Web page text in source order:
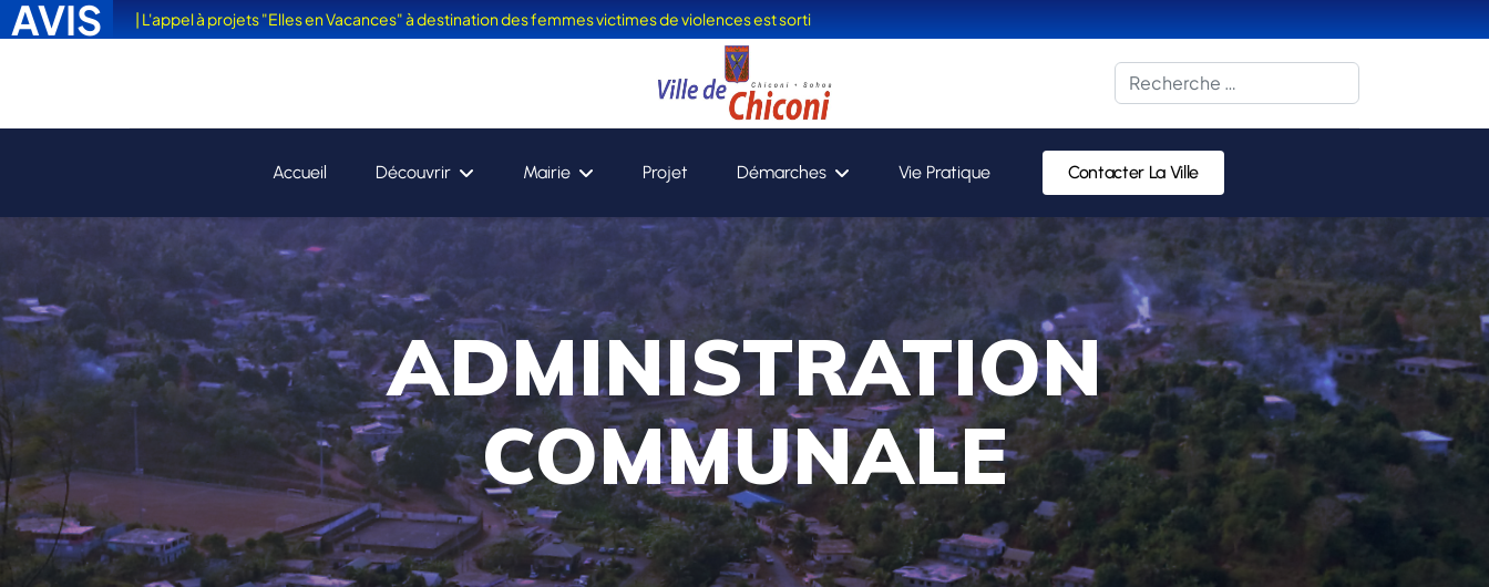
Rechercher
Accueil Découvrir Mairie Projet Démarches Vie Pratique Contacter La Ville
ADMINISTRATION
COMMUNALE
AVIS | L'appel à projets "Elles en Vacances" à destination des femmes victimes de violences est sorti